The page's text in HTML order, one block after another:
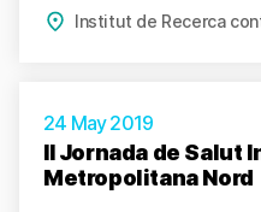
24 May 2019
II Jornada de Salut
Metropolitana Nord